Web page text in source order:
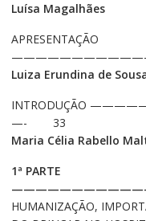
Luísa Magalhães
APRESENTAÇÃO
Luiza Erundina de
INTRODUÇÃO
—- 33
Maria Célia Rabello
1ª PARTE
HUMANIZAÇÃO,